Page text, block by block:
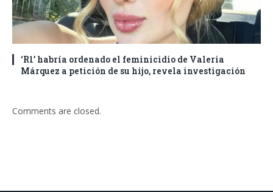
‘R1’ habría ordenado el feminicidio de Valeria
Márquez a petición de su hijo, revela investigación
Comments are closed.